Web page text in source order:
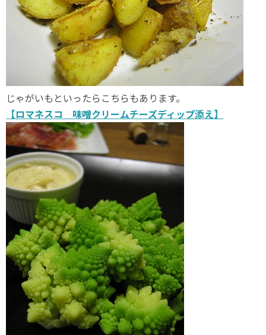
じゃがいもといったらこちらもあります。
【ロマネスコ 味噌クリームチーズディップ添え】